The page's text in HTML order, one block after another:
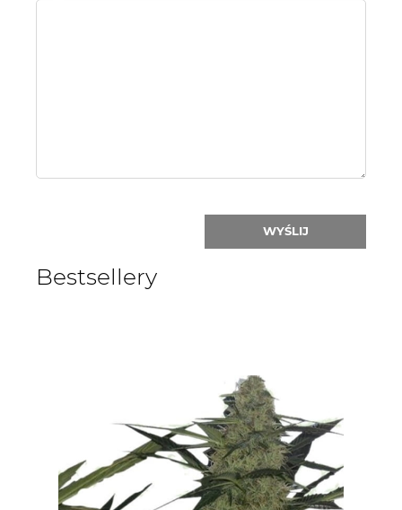
WYŚLIJ
Bestsellery